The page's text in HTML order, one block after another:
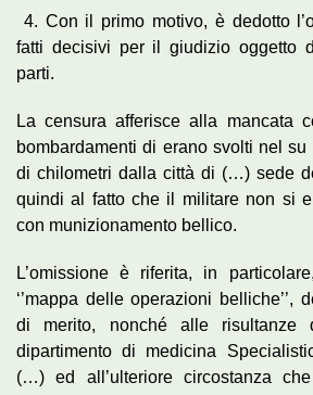
4. Con il primo motivo, è dedotto
fatti decisivi per il giudizio oggetto
parti.
La censura afferisce alla mancata
bombardamenti di erano svolti nel su
di chilometri dalla città di (…) sede
quindi al fatto che il militare non si
con munizionamento bellico.
L’omissione è riferita, in
‘’mappa delle operazioni belliche’’,
di merito, nonché alle risultanze
dipartimento di medicina
(…) ed all’ulteriore circostanza